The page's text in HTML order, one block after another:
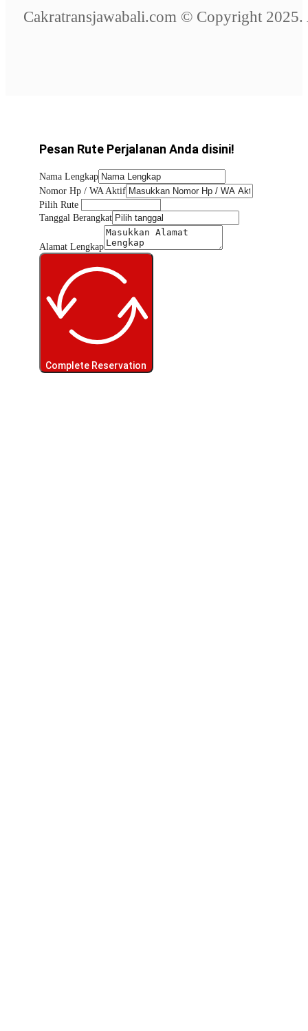
Cakratransjawabali.com © Copyright 2025.
Pesan Rute Perjalanan Anda disini!
Nama Lengkap
Nomor Hp / WA Aktif
Pilih Rute
Tanggal Berangkat
Alamat Lengkap
Complete Reservation